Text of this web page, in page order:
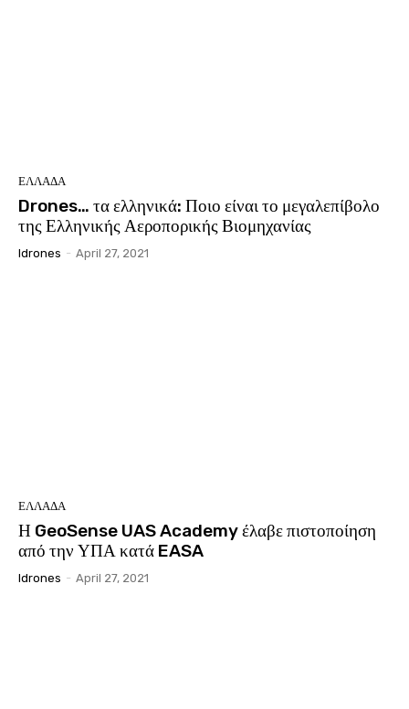
ΕΛΛΑΔΑ
Drones… τα ελληνικά: Ποιο είναι το μεγαλεπίβολο
της Ελληνικής Αεροπορικής Βιομηχανίας
Idrones - April 27, 2021
ΕΛΛΑΔΑ
Η GeoSense UAS Academy έλαβε πιστοποίηση
από την ΥΠΑ κατά EASA
Idrones - April 27, 2021